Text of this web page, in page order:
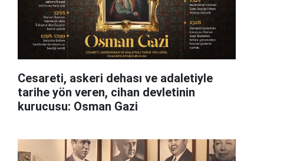
Cesareti, askeri dehası ve adaletiyle
tarihe yön veren, cihan devletinin
kurucusu: Osman Gazi